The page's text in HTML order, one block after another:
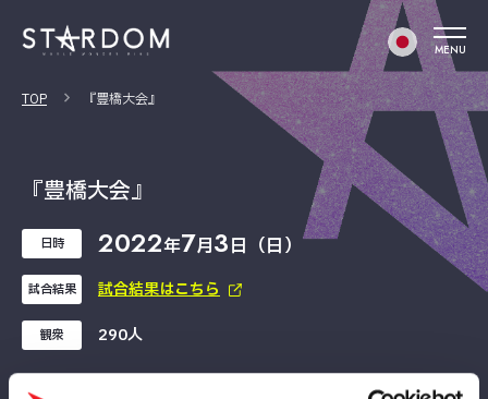
MENU
TOP 『豊橋大会』
『豊橋大会』
日時 2022年7月3日（日）
試合結果 試合結果はこちら
観衆 290人